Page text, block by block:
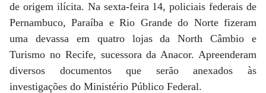
de origem ilícita. Na sexta-feira 14, policiais federais de
Pernambuco, Paraíba e Rio Grande do Norte fizeram
uma devassa em quatro lojas da North Câmbio e
Turismo no Recife, sucessora da Anacor. Apreenderam
diversos documentos que serão anexados às
investigações do Ministério Público Federal.